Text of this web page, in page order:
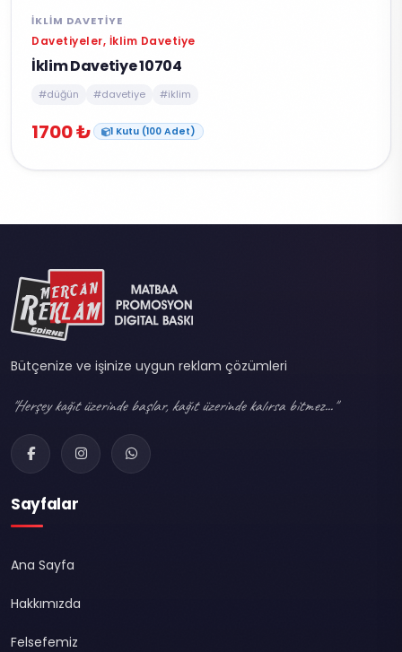
İKLIM DAVETIYE
Davetiyeler, İklim Davetiye
İklim Davetiye 10704
#düğün #davetiye #iklim
1700 ₺ 1 Kutu (100 Adet)
Bütçenize ve işinize uygun reklam çözümleri
"Herşey kağıt üzerinde başlar, kağıt üzerinde kalırsa bitmez..."
Sayfalar
Ana Sayfa
Hakkımızda
Felsefemiz